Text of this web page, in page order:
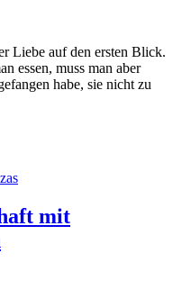
Liebe auf den ersten Blick.
essen, muss man aber
habe, sie nicht zu
mit